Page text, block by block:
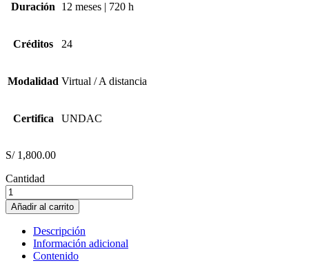
Duración 12 meses | 720 h
Créditos 24
Modalidad Virtual / A distancia
Certifica UNDAC
S/1,800.00
Cantidad
SEGURIDAD
Y
SALUD
OCUPACIONAL
MINERIAS
cantidad
Añadir al carrito
Descripción
Información adicional
Contenido